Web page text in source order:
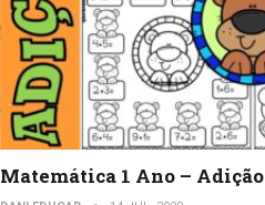
Matemática 1 Ano – Adição